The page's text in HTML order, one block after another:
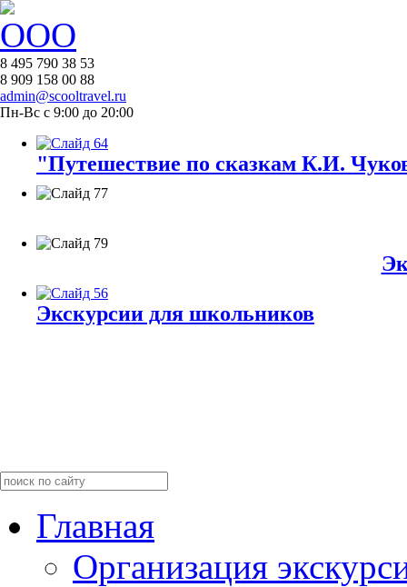
8 495 790 38 53
8 909 158 00 88
admin@scooltravel.ru
Пн-Вс с 9:00 до 20:00
"Путешествие по сказкам К.И.
Экскурсии для школьников
Главная
Организация